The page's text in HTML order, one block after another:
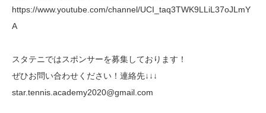
https://www.youtube.com/channel/UCI_taq3TWK9LLiL37oJLmY
A
スタテニではスポンサーを募集しております！
ぜひお問い合わせください！連絡先↓↓↓
star.tennis.academy2020@gmail.com